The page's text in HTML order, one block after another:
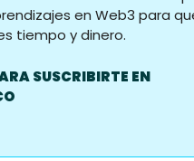
en Web3 para
tiempo y dinero.
SUSCRIBIRTE EN